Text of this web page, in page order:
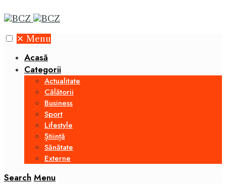
✕ Menu
Acasă
Categorii
Actualitate
Călătorii
Business
Sport
Lifestyle
Știință
Sănătate
Externe
Search Menu